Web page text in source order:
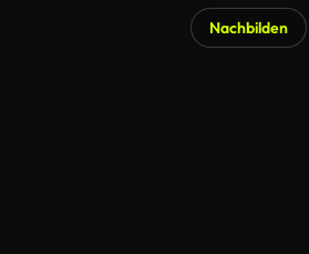
Nachbilden